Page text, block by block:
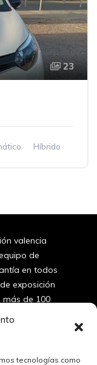
tecnologías como
23
Híbrido
valencia
de
en todos
exposición
de 100
mano de